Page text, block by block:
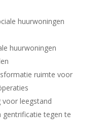
huurwoningen
huurwoningen
ruimte voor
leegstand
tegen te